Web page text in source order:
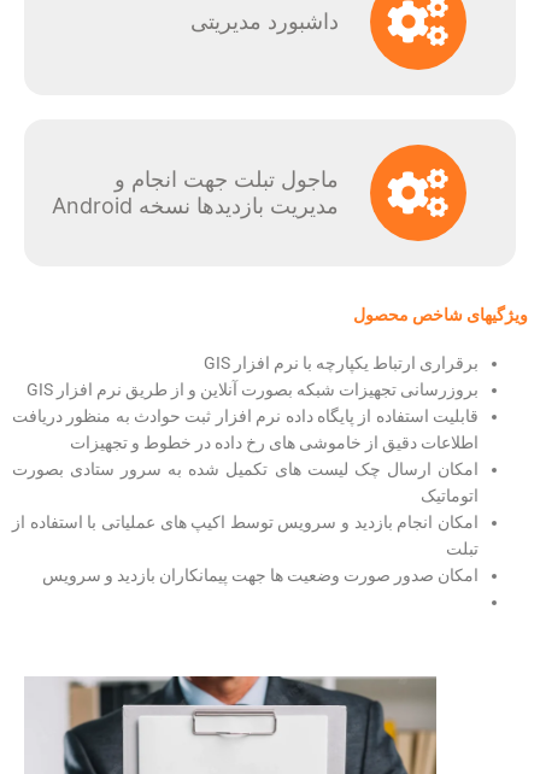
داشبورد مدیریتی
ماجول تبلت جهت انجام و
مدیریت بازدیدها نسخه Android
ویژگیهای شاخص محصول
برقراری ارتباط یکپارچه با نرم افزار GIS
بروزرسانی تجهیزات شبکه بصورت آنلاین و از طریق نرم افزار GIS
قابليت استفاده از پايگاه داده نرم افزار ثبت حوادث به منظور دریافت
اطلاعات دقیق از خاموشی های رخ داده در خطوط و تجهیزات
امکان ارسال چک لیست های تکمیل شده به سرور ستادی بصورت
اتوماتیک
امکان انجام بازدید و سرویس توسط اکیپ های عملیاتی با استفاده از
تبلت
امكان صدور صورت وضعيت ها جهت پيمانكاران بازديد و سرويس